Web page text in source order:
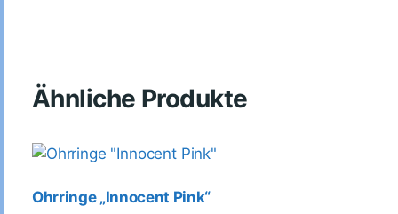
Ähnliche Produkte
Ohrringe „Innocent Pink“